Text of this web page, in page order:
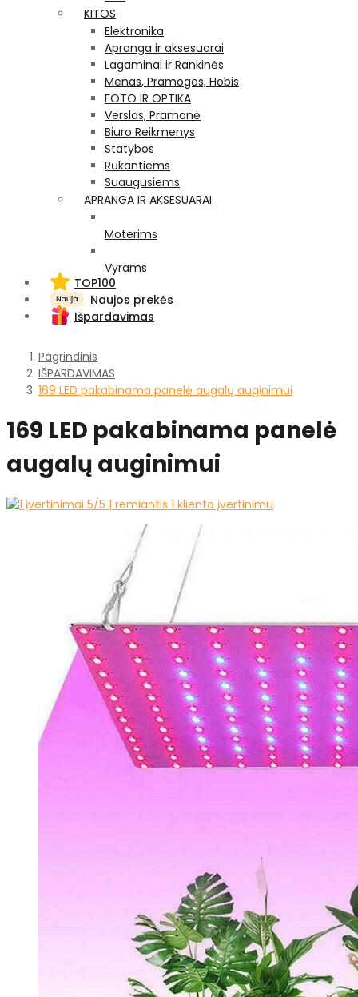
KITOS
Elektronika
Apranga ir aksesuarai
Lagaminai ir Rankinės
Menas, Pramogos, Hobis
FOTO IR OPTIKA
Verslas, Pramonė
Biuro Reikmenys
Statybos
Rūkantiems
Suaugusiems
APRANGA IR AKSESUARAI
Moterims
Vyrams
TOP100
Naujos prekės
Išpardavimas
Pagrindinis
IŠPARDAVIMAS
169 LED pakabinama panelė augalų auginimui
169 LED pakabinama panelė
augalų auginimui
5/5 | remiantis 1 kliento įvertinimu